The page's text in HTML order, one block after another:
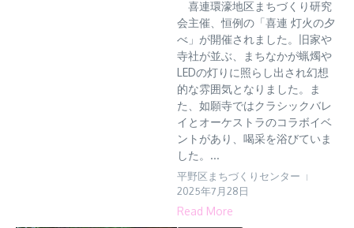
喜連環濠地区まちづくり研究
会主催、恒例の「喜連 灯火の夕
べ」が開催されました。旧家や
寺社が並ぶ、まちなかが蝋燭や
LEDの灯りに照らし出され幻想
的な雰囲気となりました。ま
た、如願寺ではクラシックバレ
イとオーケストラのコラボイベ
ントがあり、喝采を浴びていま
した。...
平野区まちづくりセンター
2025年7月28日
Read More